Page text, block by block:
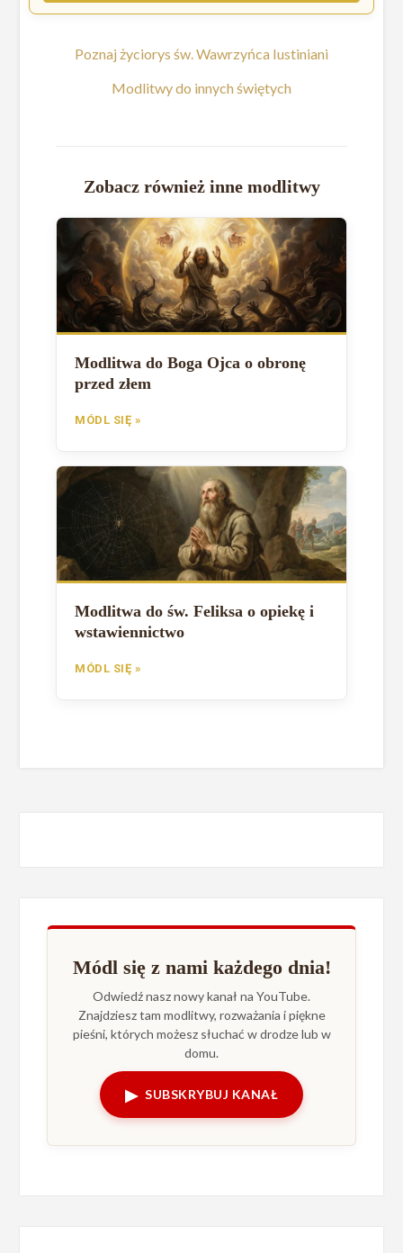
Poznaj życiorys św. Wawrzyńca Iustiniani
Modlitwy do innych świętych
Zobacz również inne modlitwy
Modlitwa do Boga Ojca o obronę
przed złem
MÓDL SIĘ »
Modlitwa do św. Feliksa o opiekę i
wstawiennictwo
MÓDL SIĘ »
Módl się z nami każdego dnia!
Odwiedź nasz nowy kanał na YouTube.
Znajdziesz tam modlitwy, rozważania i piękne
pieśni, których możesz słuchać w drodze lub w
domu.
▶ SUBSKRYBUJ KANAŁ